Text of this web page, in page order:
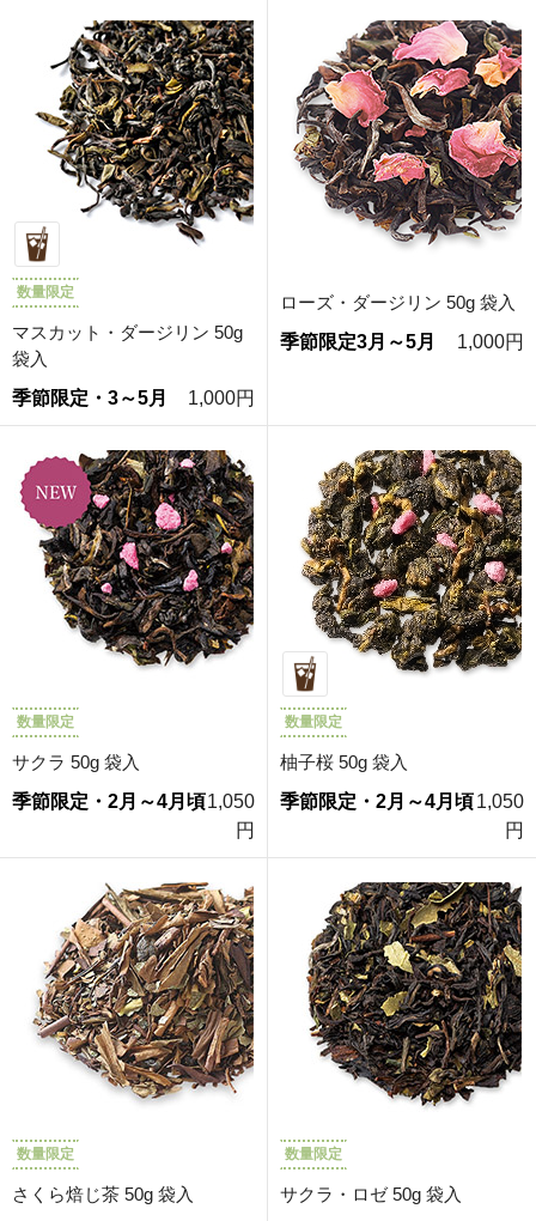
数量限定
マスカット・ダージリン 50g
袋入
季節限定・3～5月
1,000円
ローズ・ダージリン 50g 袋入
季節限定3月～5月
1,000円
数量限定
サクラ 50g 袋入
季節限定・2月～4月頃1,050
円
数量限定
柚子桜 50g 袋入
季節限定・2月～4月頃1,050
円
数量限定
さくら焙じ茶 50g 袋入
数量限定
サクラ・ロゼ 50g 袋入